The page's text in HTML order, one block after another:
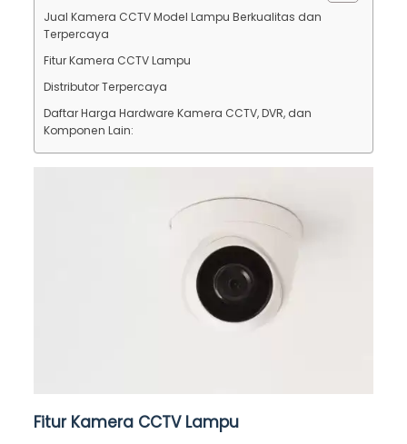
Jual Kamera CCTV Model Lampu Berkualitas dan
Terpercaya
Fitur Kamera CCTV Lampu
Distributor Terpercaya
Daftar Harga Hardware Kamera CCTV, DVR, dan
Komponen Lain:
Fitur Kamera CCTV Lampu